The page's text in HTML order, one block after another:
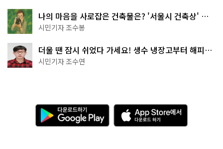
나의 마음을 사로잡은 건축물은? '서울시 건축상' 수
상작 공개!
시민기자 조수봉
더울 땐 잠시 쉬었다 가세요! 생수 냉장고부터 해피소
·무더위쉼터까지
시민기자 조수연
다
운
로
A
p
p